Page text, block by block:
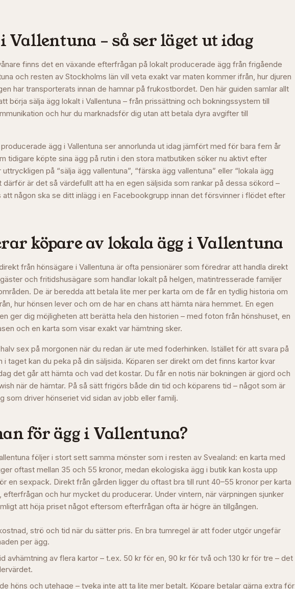
Vallentuna – så ser läget ut idag
finns det en växande efterfrågan på lokalt producerade ägg från frigående
och resten av Stockholms län vill veta exakt var maten kommer ifrån, hur djuren
har transporterats innan de hamnar på frukostbordet. Den här guiden samlar allt
börja sälja ägg lokalt i Vallentuna – från prissättning och bokningssystem till
och hur du marknadsför dig utan att betala dyra avgifter till
ägg i Vallentuna ser annorlunda ut idag jämfört med för bara fem år
tidigare köpte sina ägg på rutin i den stora matbutiken söker nu aktivt efter
på “sälja ägg vallentuna”, “färska ägg vallentuna” eller “lokala ägg
därför är det så värdefullt att ha en egen säljsida som rankar på dessa sökord –
någon ska se ditt inlägg i en Facebookgrupp innan det försvinner i flödet efter
köpare av lokala ägg iVallentuna
från hönsägare i Vallentuna är ofta pensionärer som föredrar att handla direkt
och fritidshusägare som handlar lokalt på helgen, matintresserade familjer
De är beredda att betala lite mer per karta om de får en tydlig historia om
hur hönsen lever och om de har en chans att hämta nära hemmet. En egen
ger dig möjligheten att berätta hela den historien – med foton från hönshuset, en
och en karta som visar exakt var hämtning sker.
sex på morgonen när du redan är ute med foderhinken. Istället för att svara på
i taget kan du peka på din säljsida. Köparen ser direkt om det finns kartor kvar
det går att hämta och vad det kostar. Du får en notis när bokningen är gjord och
när de hämtar. På så sätt frigörs både din tid och köparens tid – något som är
som driver hönseriet vid sidan av jobb eller familj.
för ägg i Vallentuna?
följer i stort sett samma mönster som i resten av Svealand: en karta med
oftast mellan 35 och 55 kronor, medan ekologiska ägg i butik kan kosta upp
en sexpack. Direkt från gården ligger du oftast bra till runt 40–55 kronor per karta
och hur mycket du producerar. Under vintern, när värpningen sjunker
att höja priset något eftersom efterfrågan ofta är högre än tillgången.
strö och tid när du sätter pris. En bra tumregel är att foder utgör ungefär
per ägg.
avhämtning av flera kartor – t.ex. 50 kr för en, 90 kr för två och 130 kr för tre – det
höns och utehage – tveka inte att ta lite mer betalt. Köpare betalar gärna extra för